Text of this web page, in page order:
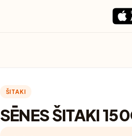
ŠITAKI
SĒNES ŠITAKI